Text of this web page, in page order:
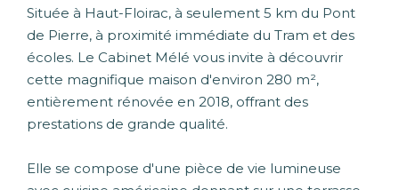
Située à Haut-Floirac, à seulement 5 km du Pont
de Pierre, à proximité immédiate du Tram et des
écoles. Le Cabinet Mélé vous invite à découvrir
cette magnifique maison d'environ 280 m²,
entièrement rénovée en 2018, offrant des
prestations de grande qualité.
Elle se compose d'une pièce de vie lumineuse